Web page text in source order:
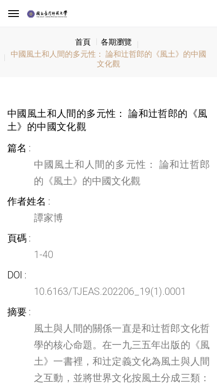
首頁
各期瀏覽
中國風土和人間的多元性： 論和辻哲郎的《風土》的中國
文化觀
中國風土和人間的多元性： 論和辻哲郎的《風
土》的中國文化觀
篇名
中國風土和人間的多元性： 論和辻哲郎
的《風土》的中國文化觀
作者姓名
譚家博
頁碼
1-40
DOI
10.6163/TJEAS.202206_19(1).0001
摘要
風土與人間的關係一直是和辻哲郎文化哲
學的核心命題。在一九三五年出版的《風
土》一書裡，和辻定義文化為風土與人間
之互動，並將世界文化按風土分成三類：